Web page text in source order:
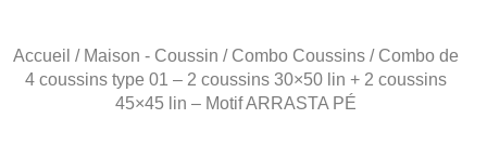
Accueil / Maison - Coussin / Combo Coussins/ Combo de
4 coussins type 01 – 2 coussins 30×50 lin + 2 coussins
45×45 lin – Motif ARRASTA PÉ